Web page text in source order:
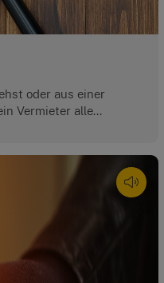
oder aus einer
Vermieter alle...